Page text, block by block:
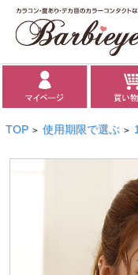
TOP > 使用期限で選ぶ >